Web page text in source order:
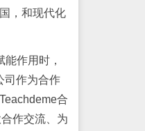
，和现代化
作用时，
司作为合作
合
作交流、为